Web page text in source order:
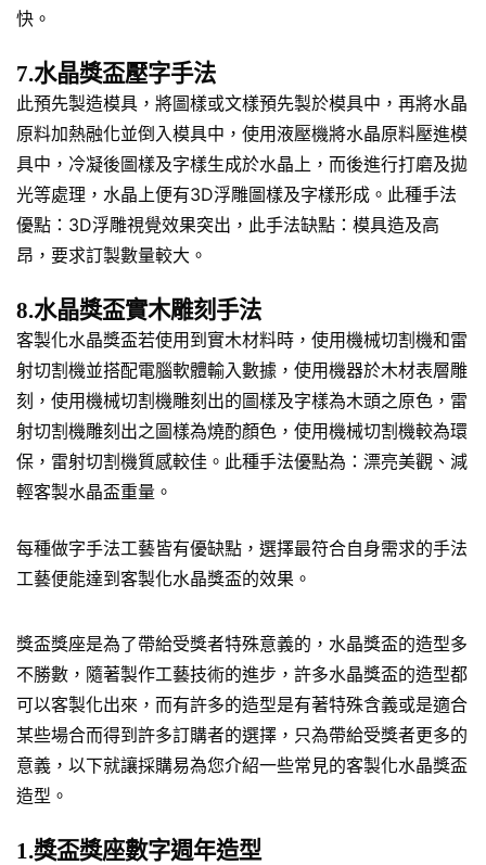
快。
7.水晶獎盃壓字手法
此預先製造模具，將圖樣或文樣預先製於模具中，再將水晶
原料加熱融化並倒入模具中，使用液壓機將水晶原料壓進模
具中，冷凝後圖樣及字樣生成於水晶上，而後進行打磨及拋
光等處理，水晶上便有3D浮雕圖樣及字樣形成。此種手法
優點：3D浮雕視覺效果突出，此手法缺點：模具造及高
昂，要求訂製數量較大。
8.水晶獎盃實木雕刻手法
客製化水晶獎盃若使用到實木材料時，使用機械切割機和雷
射切割機並搭配電腦軟體輸入數據，使用機器於木材表層雕
刻，使用機械切割機雕刻出的圖樣及字樣為木頭之原色，雷
射切割機雕刻出之圖樣為燒酌顏色，使用機械切割機較為環
保，雷射切割機質感較佳。此種手法優點為：漂亮美觀、減
輕客製水晶盃重量。
每種做字手法工藝皆有優缺點，選擇最符合自身需求的手法
工藝便能達到客製化水晶獎盃的效果。
獎盃獎座是為了帶給受獎者特殊意義的，水晶獎盃的造型多
不勝數，隨著製作工藝技術的進步，許多水晶獎盃的造型都
可以客製化出來，而有許多的造型是有著特殊含義或是適合
某些場合而得到許多訂購者的選擇，只為帶給受獎者更多的
意義，以下就讓採購易為您介紹一些常見的客製化水晶獎盃
造型。
1.獎盃獎座數字週年造型